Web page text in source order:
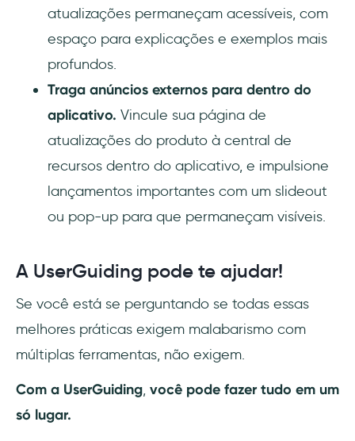
atualizações permaneçam acessíveis, com
espaço para explicações e exemplos mais
profundos.
Traga anúncios externos para dentro do
aplicativo. Vincule sua página de
atualizações do produto à central de
recursos dentro do aplicativo, e impulsione
lançamentos importantes com um slideout
ou pop-up para que permaneçam visíveis.
A UserGuiding pode te ajudar!
Se você está se perguntando se todas essas
melhores práticas exigem malabarismo com
múltiplas ferramentas, não exigem.
Com a UserGuiding, você pode fazer tudo em um
só lugar.